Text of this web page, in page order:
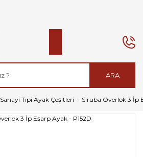
ARA
Sanayi Tipi Ayak Çeşitleri Siruba Overlok 3 İp